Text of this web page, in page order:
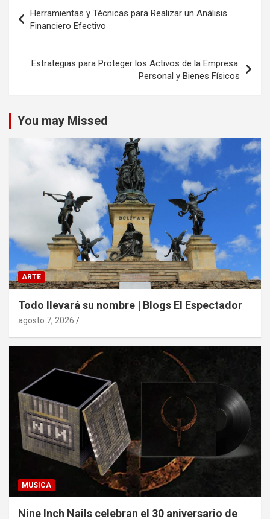
de
entradas
Herramientas y Técnicas para Realizar un Análisis
Financiero Efectivo
Estrategias para Proteger los Activos de la Empresa:
Personal y Bienes Físicos
You may Missed
ARTE
Todo llevará su nombre | Blogs El Espectador
agosto 7, 2026
MUSICA
Nine Inch Nails celebran el 30 aniversario de